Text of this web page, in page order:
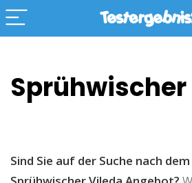
Sind Sie auf der Suche nach